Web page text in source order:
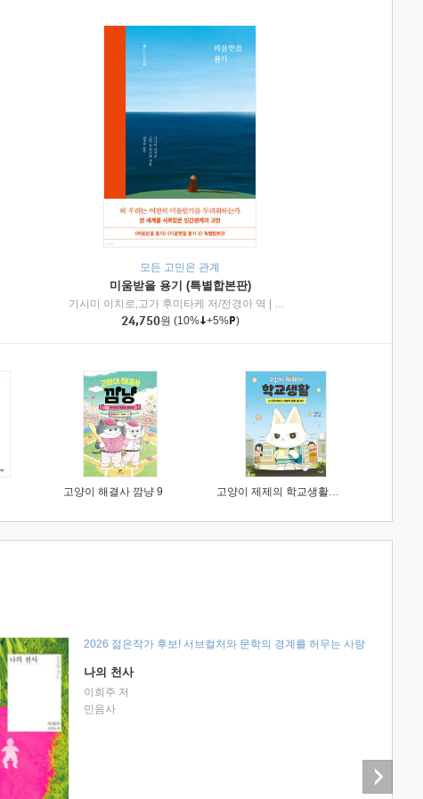
| 제이브리즈북스
모든 고민은 관계
미움받을 용기 (특별합본판)
기시미 이치로,고가 후미타케 저/전경아 역
인플루엔셜
24,750원 (10% +5% )
고양이 해결사 깜냥 9 고양이 제제의 학교생활 1 : 초등학생이 이렇게 힘들 줄이야
2026 젊은작가 후보! 서브컬처와 문학의 경계를 허무는 사랑
나의 천사
이희주 저
민음사